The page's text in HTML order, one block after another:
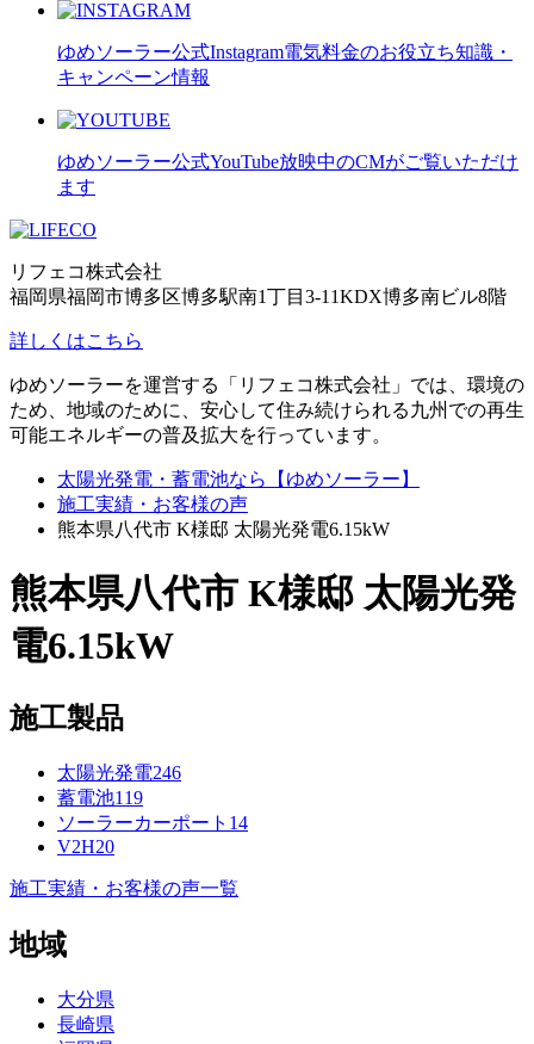
ゆめソーラー公式Instagram電気料金のお役立ち知識・
キャンペーン情報
ゆめソーラー公式YouTube放映中のCMがご覧いただけ
ます
リフェコ株式会社
福岡県福岡市博多区博多駅南1丁目3-11KDX博多南ビル8階
詳しくはこちら
ゆめソーラーを運営する「リフェコ株式会社」では、環境の
ため、地域のために、安心して住み続けられる九州での再生
可能エネルギーの普及拡大を行っています。
太陽光発電・蓄電池なら【ゆめソーラー】
施工実績・お客様の声
熊本県八代市 K様邸 太陽光発電6.15kW
熊本県八代市 K様邸 太陽光発
電6.15kW
施工製品
太陽光発電246
蓄電池119
ソーラーカーポート 14
V2H20
施工実績・お客様の声一覧
地域
大分県
長崎県